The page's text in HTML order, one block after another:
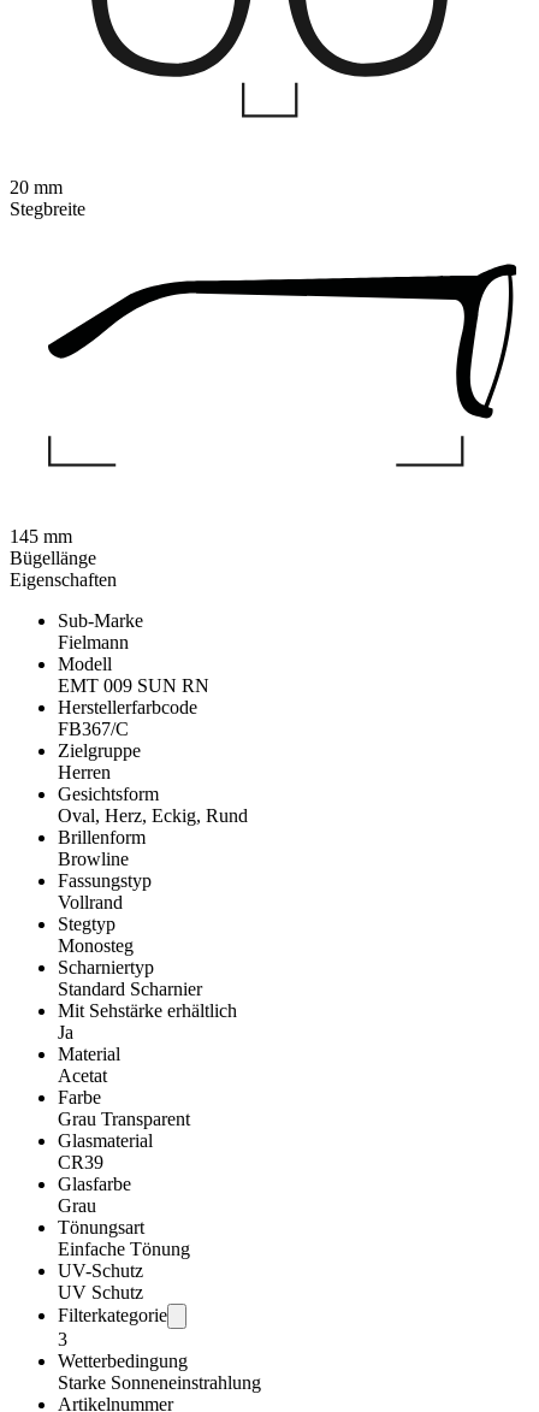
Eigenschaften
Sub-Marke
Fielmann
Modell
EMT 009 SUN RN
Herstellerfarbcode
FB367/C
Zielgruppe
Herren
Gesichtsform
Oval, Herz, Eckig, Rund
Brillenform
Browline
Fassungstyp
Vollrand
Stegtyp
Monosteg
Scharniertyp
Standard Scharnier
Mit Sehstärke erhältlich
Ja
Material
Acetat
Farbe
Grau Transparent
Glasmaterial
CR39
Glasfarbe
Grau
Tönungsart
Einfache Tönung
UV-Schutz
UV Schutz
Filterkategorie
3
Wetterbedingung
Starke Sonneneinstrahlung
Artikelnummer
20 mm
Stegbreite
145 mm
Bügellänge